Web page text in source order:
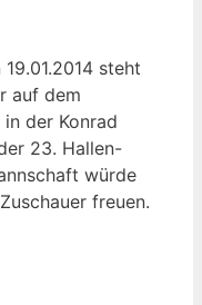
steht
auf dem
der Konrad
23. Hallen-
würde
freuen.